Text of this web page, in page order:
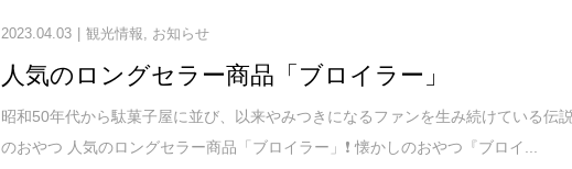
2023.04.03 観光情報, お知らせ
人気のロングセラー商品「ブロイラー」
昭和50年代から駄菓子屋に並び、以来やみつきになるファンを生み続けている伝
のおやつ 人気のロングセラー商品「ブロイラー」❗️ 懐かしのおやつ『ブロイ...